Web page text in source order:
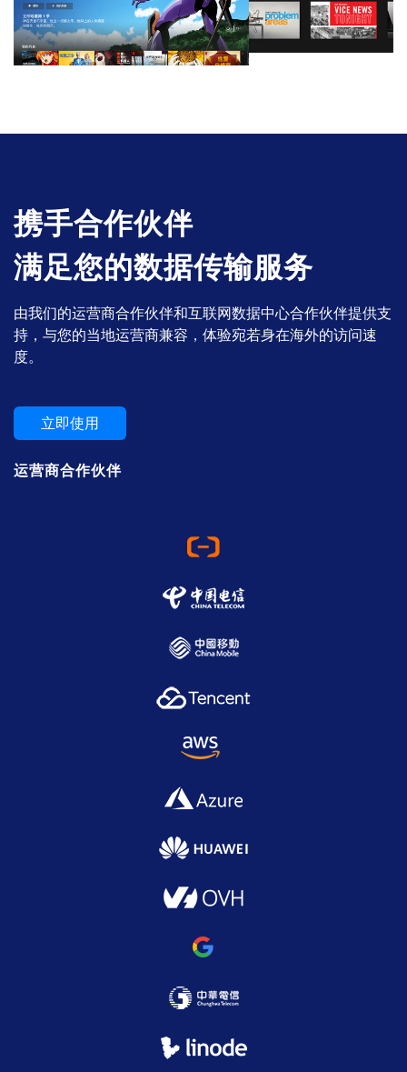
携手合作伙伴
满足您的数据传输服务
由我们的运营商合作伙伴和互联网数据中心合作伙伴提供支
持，与您的当地运营商兼容，体验宛若身在海外的访问速
度。
立即使用
运营商合作伙伴